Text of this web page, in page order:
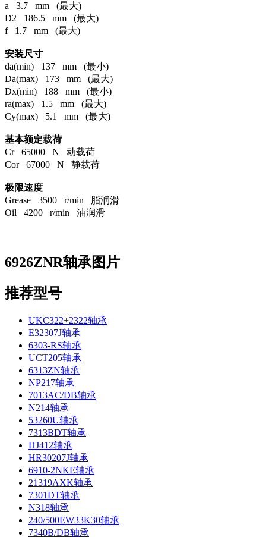
a 3.7 mm (最大)
D2 186.5 mm (最大)
f 1.7 mm (最大)
安装尺寸
da(min) 137 mm (最小)
Da(max) 173 mm (最大)
Dx(min) 188 mm (最小)
ra(max) 1.5 mm (最大)
Cy(max) 5.1 mm (最大)
基本额定载荷
Cr 65000 N 动载荷
Cor 67000 N 静载荷
极限速度
Grease 3500 r/min 脂润滑
Oil 4200 r/min 油润滑
6926ZNR轴承图片
推荐型号
UKC322+2322轴承
E32307J轴承
6303-RS轴承
UCT205轴承
6313ZN轴承
NP217轴承
7013AC/DB轴承
N214轴承
53260U轴承
7313BDT轴承
HJ412轴承
HR30207J轴承
6910-2NKE轴承
21319AXK轴承
7301DT轴承
N318轴承
240/500EW33K30轴承
7340B/DB轴承